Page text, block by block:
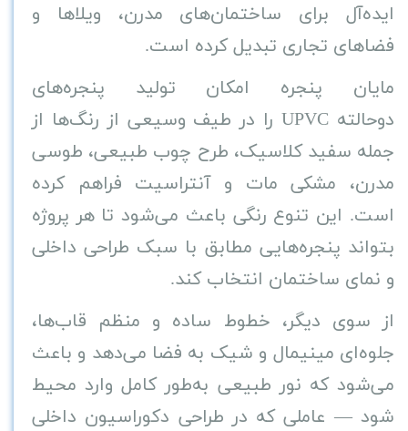
ایده‌آل برای ساختمان‌های مدرن، ویلاها و
فضاهای تجاری تبدیل کرده است.
مایان پنجره امکان تولید پنجره‌های
دوحالته UPVC را در طیف وسیعی از رنگ‌ها از
جمله سفید کلاسیک، طرح چوب طبیعی، طوسی
مدرن، مشکی مات و آنتراسیت فراهم کرده
است. این تنوع رنگی باعث می‌شود تا هر پروژه
بتواند پنجره‌هایی مطابق با سبک طراحی داخلی
و نمای ساختمان انتخاب کند.
از سوی دیگر، خطوط ساده و منظم قاب‌ها،
جلوه‌ای مینیمال و شیک به فضا می‌دهد و باعث
می‌شود که نور طبیعی به‌طور کامل وارد محیط
شود — عاملی که در طراحی دکوراسیون داخلی